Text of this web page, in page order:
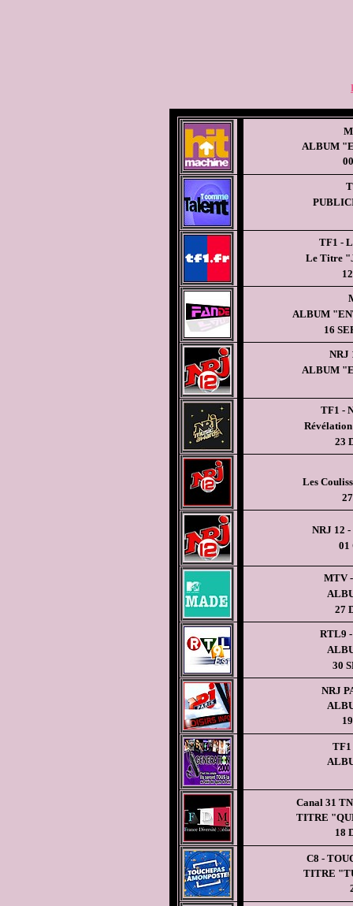
ALBUM
TF1 -
Le Titre
ALBUM
16
NRJ
ALBUM
TF1 -
23
Les
NRJ 12
01
MTV
27
RTL9 -
30
NRJ
TF1
Canal 31
TITRE
18
C8 -
TITRE